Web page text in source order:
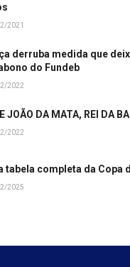
2021
derruba medida que
do Fundeb
2022
JOÃO DA MATA, REI DA
2022
tabela completa da Copa
2025